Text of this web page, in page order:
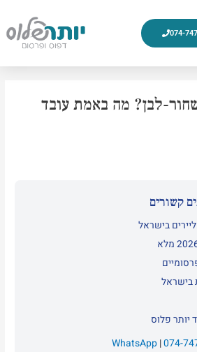
074-
לבן? מה באמת עובד
קשורים
בישראל
יותר פלוס
074-
|
WhatsApp